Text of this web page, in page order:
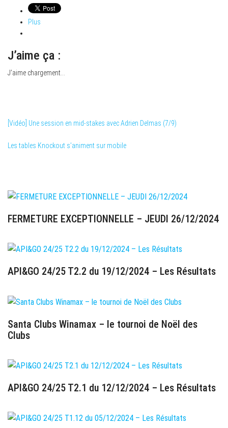
Plus
J’aime ça :
J’aime chargement…
[Vidéo] Une session en mid-stakes avec Adrien Delmas (7/9)
Les tables Knockout s’animent sur mobile
FERMETURE EXCEPTIONNELLE – JEUDI 26/12/2024
API&GO 24/25 T2.2 du 19/12/2024 – Les Résultats
Santa Clubs Winamax – le tournoi de Noël des
Clubs
API&GO 24/25 T2.1 du 12/12/2024 – Les Résultats